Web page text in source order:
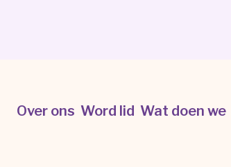
Over ons Word lid Wat doen we